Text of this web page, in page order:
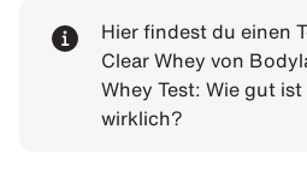
Hier findest du einen
Clear Whey von
Whey Test: Wie gut
wirklich?